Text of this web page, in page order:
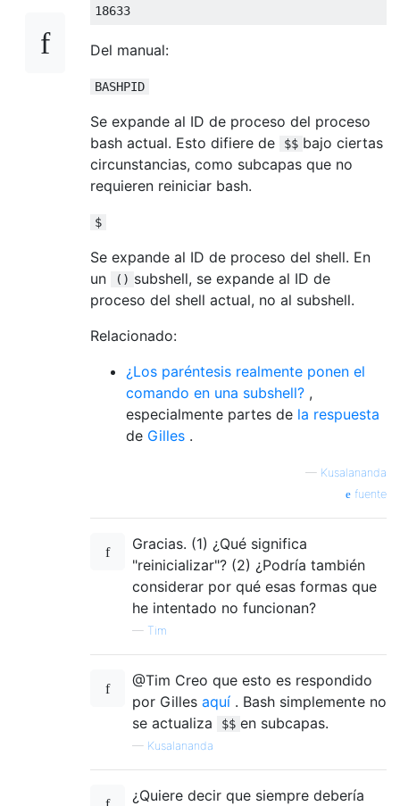
18633
Del manual:
BASHPID
Se expande al ID de proceso del proceso
bash actual. Esto difiere de
$$ bajo ciertas
circunstancias, como subcapas que no
requieren reiniciar bash.
$
Se expande al ID de proceso del shell. En
un
() subshell, se expande al ID de
proceso del shell actual, no al subshell.
Relacionado:
¿Los paréntesis realmente ponen el
comando en una subshell? ,
especialmente partes de la respuesta
de Gilles .
— Kusalananda
fuente
Gracias. (1) ¿Qué significa
"reinicializar"? (2) ¿Podría también
considerar por qué esas formas que
he intentado no funcionan?
— Tim
@Tim Creo que esto es respondido
por Gilles aquí . Bash simplemente no
se actualiza
$$ en subcapas.
— Kusalananda
¿Quiere decir que siempre debería